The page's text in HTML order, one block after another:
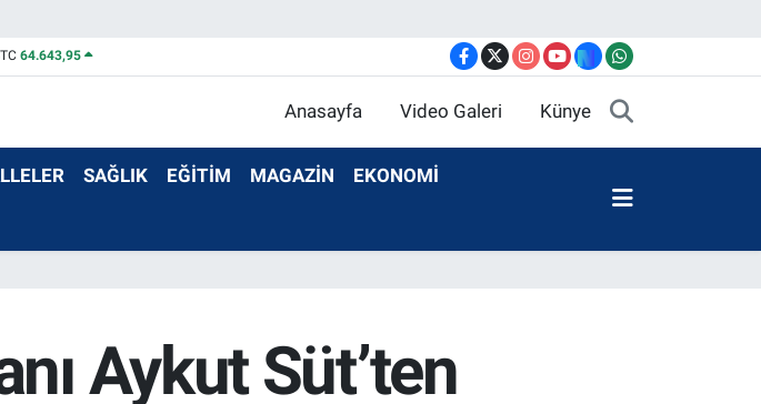
64.643,95
Anasayfa Video Galeri Künye
SAĞLIK EĞİTİM MAGAZİN EKONOMİ
Aykut Süt’ten